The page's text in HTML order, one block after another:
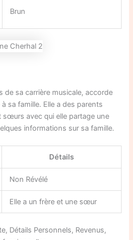
Brun
de sa carrière musicale, accorde
sa famille. Elle a des parents
sœurs avec qui elle partage une
informations sur sa famille.
Détails
Non Révélé
Elle a un frère et une sœur
Détails Personnels, Revenus,